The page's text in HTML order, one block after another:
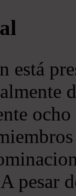
está
pesar